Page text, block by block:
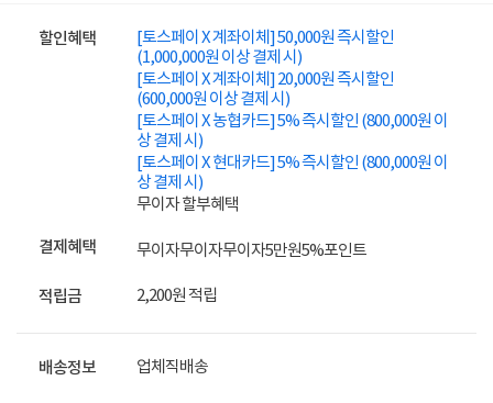
할인혜택
[토스페이 X 계좌이체] 50,000원 즉시할인
(1,000,000원 이상 결제 시)
[토스페이 X 계좌이체] 20,000원 즉시할인
(600,000원 이상 결제 시)
[토스페이 X 농협카드] 5% 즉시할인 (800,000원 이
상 결제 시)
[토스페이 X 현대카드] 5% 즉시할인 (800,000원 이
상 결제 시)
무이자 할부혜택
결제혜택 무이자무이자무이자5만원5%포인트
적립금 2,200원 적립
배송정보 업체직배송